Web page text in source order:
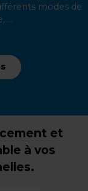
modes de
...
et
à vos